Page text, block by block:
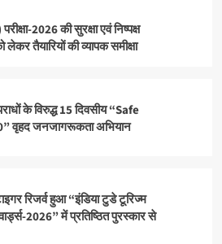
2026 की सुरक्षा एवं निष्पक्ष
तैयारियों की व्यापक समीक्षा
के विरुद्ध 15 दिवसीय “Safe
वृहद जनजागरूकता अभियान
रिजर्व हुआ “इंडिया टुडे टूरिज्म
2026” में प्रतिष्ठित पुरस्कार से